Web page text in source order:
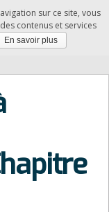
»Relation client à
sur ce site, vous
contenus et services
En savoir plus